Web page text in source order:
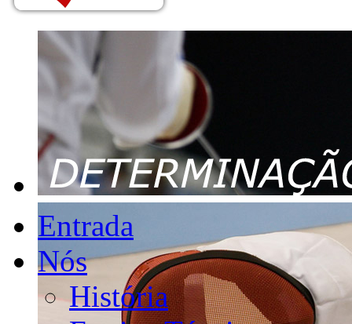
Entrada
Nós
História